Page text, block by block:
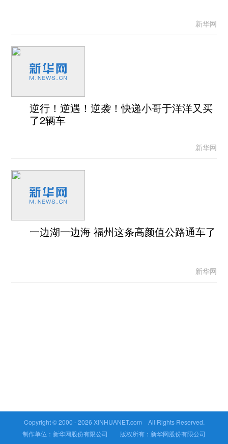
新华网
逆行！逆遇！逆袭！快递小哥于洋洋又买
了2辆车
新华网
一边湖一边海 福州这条高颜值公路通车了
新华网
Copyright © 2000 -2026 XINHUANET.com All Rights Reserved.
制作单位：新华网股份有限公司 版权所有：新华网股份有限公司